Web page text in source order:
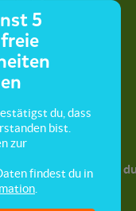
und erfährst, wie du
5
du, dass
bist.
zur
findest du in